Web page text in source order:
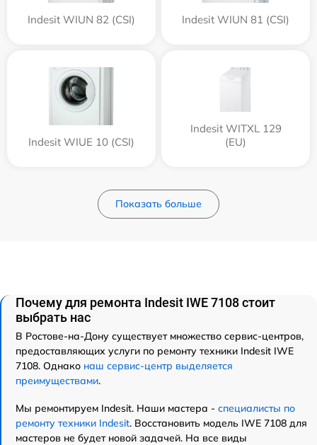
Indesit WIUN 82 (CSI) Indesit WIUN 81 (CSI)
Indesit WIUE 10 (CSI)
Indesit WITXL 129
(EU)
Показать больше
Почему для ремонта Indesit IWE 7108 стоит
выбрать нас
В Ростове-на-Дону существует множество сервис-центров,
предоставляющих услуги по ремонту техники Indesit IWE
7108. Однако наш сервис-центр выделяется
преимуществами.
Мы ремонтируем Indesit. Наши мастера - специалисты по
ремонту техники Indesit. Восстановить модель IWE 7108 для
мастеров не будет новой задачей. На все виды